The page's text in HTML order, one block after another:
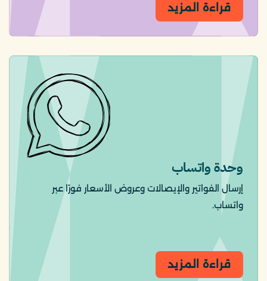
قراءة المزيد
وحدة واتساب
إرسال الفواتير والإيصالات وعروض الأسعار فورًا عبر
واتساب.
قراءة المزيد